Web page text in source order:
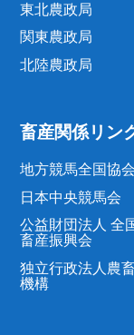
東北農政局
関東農政局
北陸農政局
畜産関係リン
地方競馬全国協会
日本中央競馬会
公益財団法人 全
畜産振興会
独立行政法人農
機構